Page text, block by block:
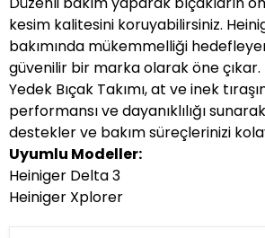
kesim kalitesini koruyabilirsiniz.
bakımında mükemmelliği
güvenilir bir marka olarak öne çıkar.
Yedek Bıçak Takımı, at ve inek
performansı ve dayanıklılığı
destekler ve bakım süreçlerinizi
Uyumlu Modeller:
Heiniger Delta 3
Heiniger Xplorer